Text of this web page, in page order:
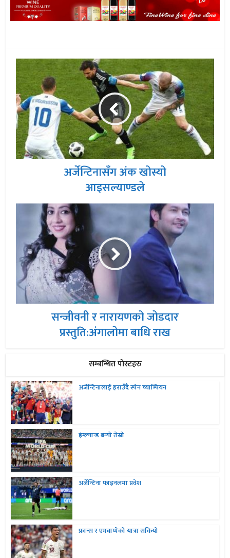
अर्जेन्टिनासँग अंक खोस्यो
आइसल्याण्डले
सन्जीवनी र नारायणको जोडदार
प्रस्तुति:अंगालोमा बाधि राख
सम्बन्धित पोस्टहरु
अर्जेन्टिनालाई हराउँदै स्पेन च्याम्पियन
इंग्ल्यान्ड बन्यो तेस्रो
अर्जेन्टिना फाइनलमा प्रवेश
फ्रान्स र एमबाप्पेको यात्रा सकियो